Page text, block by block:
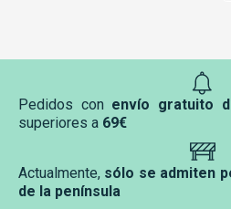
Pedidos con envío gratuito
superiores a 69€
Actualmente, sólo se admiten
de la península